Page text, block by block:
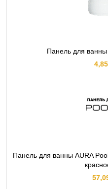
Панель для
Панель для ванны AURA